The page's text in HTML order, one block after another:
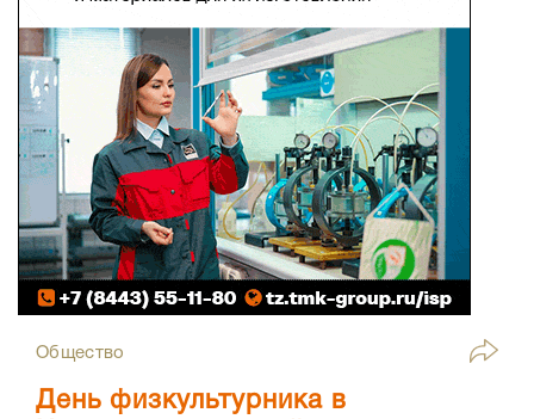
Общество
День физкультурника в